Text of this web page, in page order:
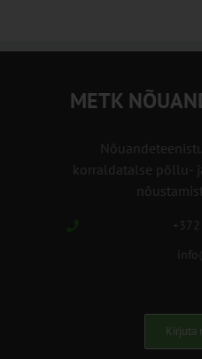
METK
korraldatalse põllu-
Kirjuta